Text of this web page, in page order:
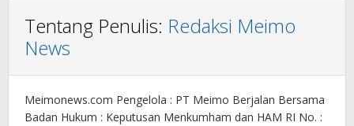
Tentang Penulis: Redaksi Meimo
News
Meimonews.com Pengelola : PT Meimo Berjalan Bersama
Badan Hukum : Keputusan Menkumham dan HAM RI No. :